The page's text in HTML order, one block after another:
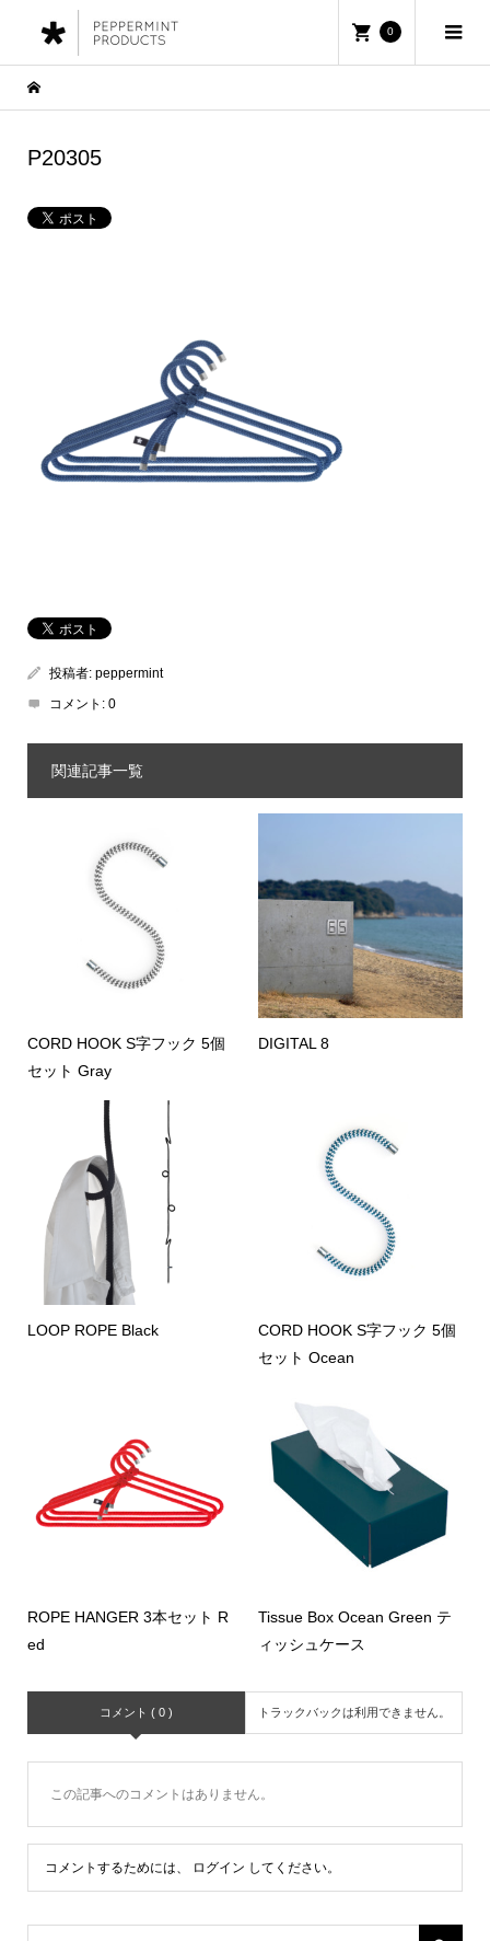
0
P20305
投稿者: peppermint
コメント: 0
関連記事一覧
CORD HOOK S字フック 5個
セット Gray
DIGITAL 8
LOOP ROPE Black
CORD HOOK S字フック 5個
セット Ocean
ROPE HANGER 3本セット R
ed
Tissue Box Ocean Green テ
ィッシュケース
コメント ( 0 ) トラックバックは利用できません。
この記事へのコメントはありません。
コメントするためには、 ログイン してください。